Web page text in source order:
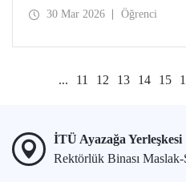
30 Mar 2026 Öğrenci
... 11 12 13 14 15
İTÜ Ayazağa Yerleşkesi
Rektörlük Binası Maslak-